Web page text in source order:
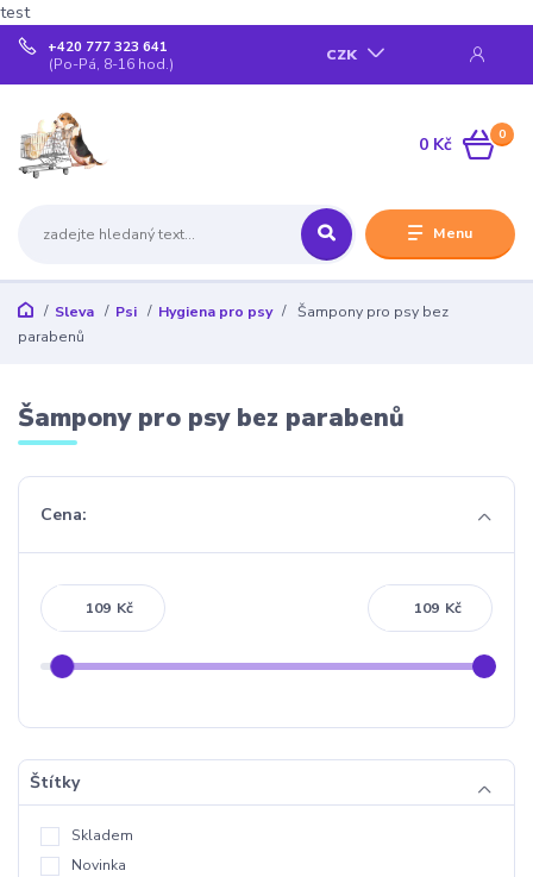
test
Menu
CZK
+420 777 323 641
(Po-Pá, 8-16 hod.)
0
0 Kč
Sleva Psi Hygiena pro psy
Šampony pro psy bez
parabenů
Šampony pro psy bez parabenů
Cena:
Kč Kč
Štítky
Skladem
Novinka